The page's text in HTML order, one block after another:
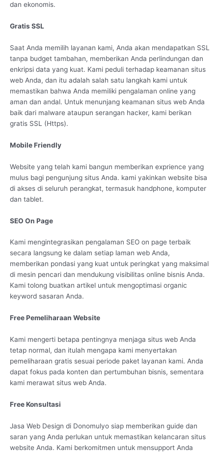
dan ekonomis.
Gratis SSL
Saat Anda memilih layanan kami, Anda akan mendapatkan SSL
tanpa budget tambahan, memberikan Anda perlindungan dan
enkripsi data yang kuat. Kami peduli terhadap keamanan situs
web Anda, dan itu adalah salah satu langkah kami untuk
memastikan bahwa Anda memiliki pengalaman online yang
aman dan andal. Untuk menunjang keamanan situs web Anda
baik dari malware ataupun serangan hacker, kami berikan
gratis SSL (Https).
Mobile Friendly
Website yang telah kami bangun memberikan exprience yang
mulus bagi pengunjung situs Anda. kami yakinkan website bisa
di akses di seluruh perangkat, termasuk handphone, komputer
dan tablet.
SEO On Page
Kami mengintegrasikan pengalaman SEO on page terbaik
secara langsung ke dalam setiap laman web Anda,
memberikan pondasi yang kuat untuk peringkat yang maksimal
di mesin pencari dan mendukung visibilitas online bisnis Anda.
Kami tolong buatkan artikel untuk mengoptimasi organic
keyword sasaran Anda.
Free Pemeliharaan Website
Kami mengerti betapa pentingnya menjaga situs web Anda
tetap normal, dan itulah mengapa kami menyertakan
pemeliharaan gratis sesuai periode paket layanan kami. Anda
dapat fokus pada konten dan pertumbuhan bisnis, sementara
kami merawat situs web Anda.
Free Konsultasi
Jasa Web Design di Donomulyo siap memberikan guide dan
saran yang Anda perlukan untuk memastikan kelancaran situs
website Anda. Kami berkomitmen untuk mensupport Anda